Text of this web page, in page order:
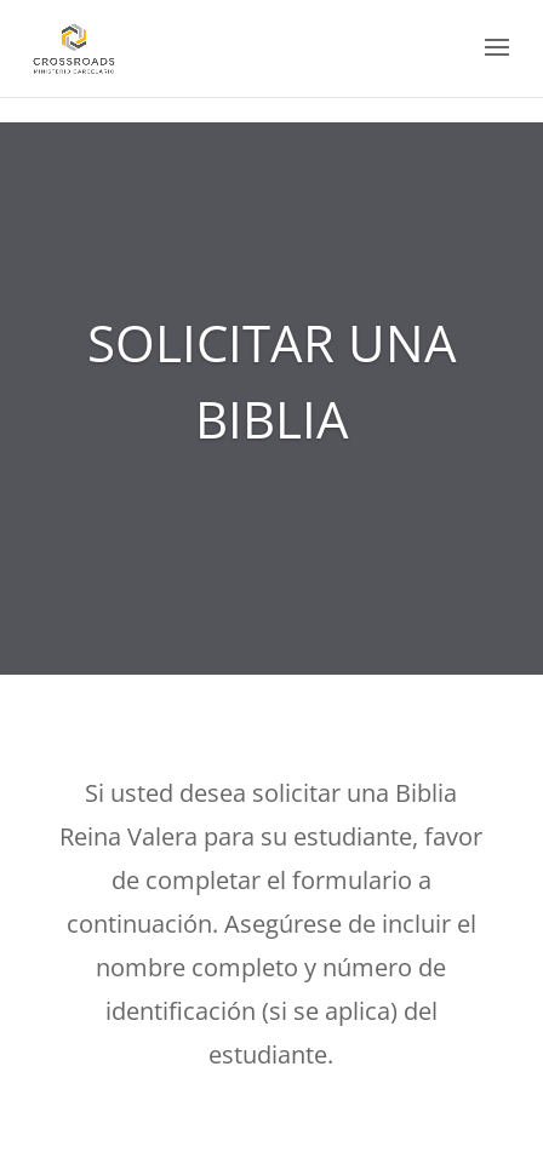
SOLICITAR UNA
BIBLIA
Si usted desea solicitar una Biblia
Reina Valera para su estudiante, favor
de completar el formulario a
continuación. Asegúrese de incluir el
nombre completo y número de
identificación (si se aplica) del
estudiante.